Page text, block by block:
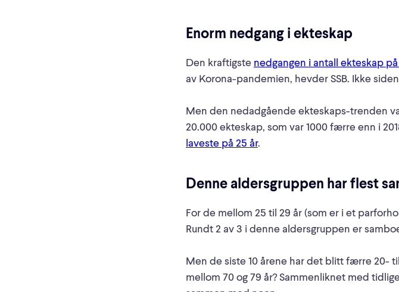
Enorm nedgang i ekteskap
Den kraftigste nedgangen i antall ekteskap
av Korona-pandemien, hevder SSB. Ikke
Men den nedadgående ekteskaps-trenden
20.000 ekteskap, som var 1000 færre enn i
laveste på 25 år.
Denne aldersgruppen har flest
For de mellom 25 til 29 år (som er i et
Rundt 2 av 3 i denne aldersgruppen er
Men de siste 10 årene har det blitt færre 20-
mellom 70 og 79 år? Sammenliknet med